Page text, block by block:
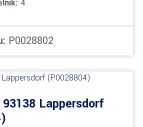
4
P0028802
Lappersdorf